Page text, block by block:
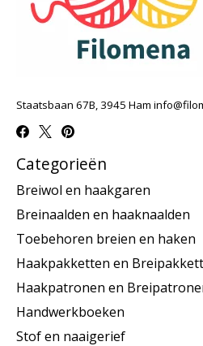
Staatsbaan 67B, 3945 Ham
Categorieën
Breiwol en haakgaren
Breinaalden en haaknaalden
Toebehoren breien en haken
Haakpakketten en
Haakpatronen en
Handwerkboeken
Stof en naaigerief